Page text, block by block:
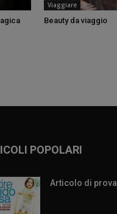
Viaggiare
Beauty da viaggio
POPOLARI
Articolo di prova